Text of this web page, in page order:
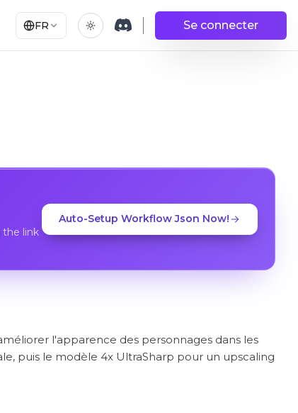
FR Se connecter
the link
Auto-Setup Workflow Json Now!
l'apparence des personnages dans les
puis le modèle 4x UltraSharp pour un upscaling